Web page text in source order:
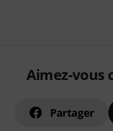
Aimez-vous
Partager